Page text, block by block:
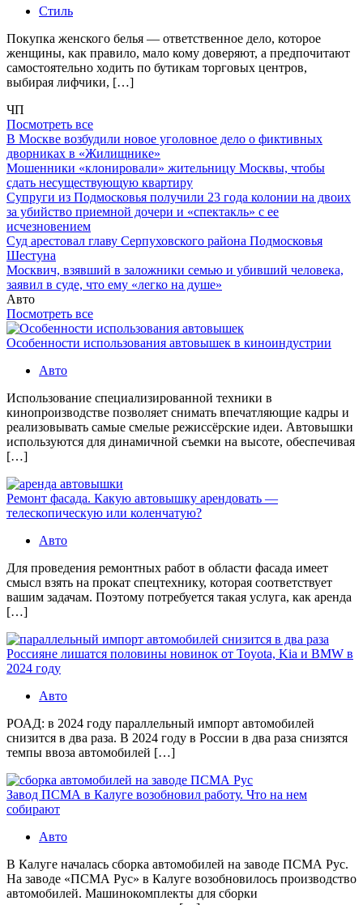
Стиль
Покупка женского белья — ответственное дело, которое
женщины, как правило, мало кому доверяют, а предпочитают
самостоятельно ходить по бутикам торговых центров,
выбирая лифчики, […]
ЧП
Посмотреть все
В Москве возбудили новое уголовное дело о фиктивных
дворниках в «Жилищнике»
Мошенники «клонировали» жительницу Москвы, чтобы
сдать несуществующую квартиру
Супруги из Подмосковья получили 23 года колонии на двоих
за убийство приемной дочери и «спектакль» с ее
исчезновением
Суд арестовал главу Серпуховского района Подмосковья
Шестуна
Москвич, взявший в заложники семью и убивший человека,
заявил в суде, что ему «легко на душе»
Авто
Посмотреть все
Особенности использования автовышек в киноиндустрии
Авто
Использование специализированной техники в
кинопроизводстве позволяет снимать впечатляющие кадры и
реализовывать самые смелые режиссёрские идеи. Автовышки
используются для динамичной съемки на высоте, обеспечивая
[…]
Ремонт фасада. Какую автовышку арендовать —
телескопическую или коленчатую?
Авто
Для проведения ремонтных работ в области фасада имеет
смысл взять на прокат спецтехнику, которая соответствует
вашим задачам. Поэтому потребуется такая услуга, как аренда
[…]
Россияне лишатся половины новинок от Toyota, Kia и BMW в
2024 году
Авто
РОАД: в 2024 году параллельный импорт автомобилей
снизится в два раза. В 2024 году в России в два раза снизятся
темпы ввоза автомобилей […]
Завод ПСМА в Калуге возобновил работу. Что на нем
собирают
Авто
В Калуге началась сборка автомобилей на заводе ПСМА Рус.
На заводе «ПСМА Рус» в Калуге возобновилось производство
автомобилей. Машинокомплекты для сборки